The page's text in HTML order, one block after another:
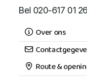
Bel 020-617 01
Over ons
Route &